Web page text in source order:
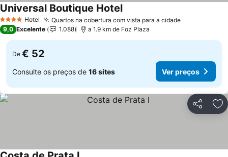
4 EstrelasHotel Quartos na cobertura com vista para a cidadeVer preços
Universal Boutique HotelVer preços
9,0 Excelente 1.088 a 1.9 km de Foz Plaza
De € 52
Consulte os preços de 16 sites Ver preços
Partilhar